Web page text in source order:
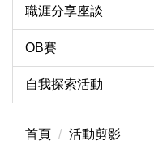
職涯分享座談
OB賽
自我探索活動
首頁 活動剪影